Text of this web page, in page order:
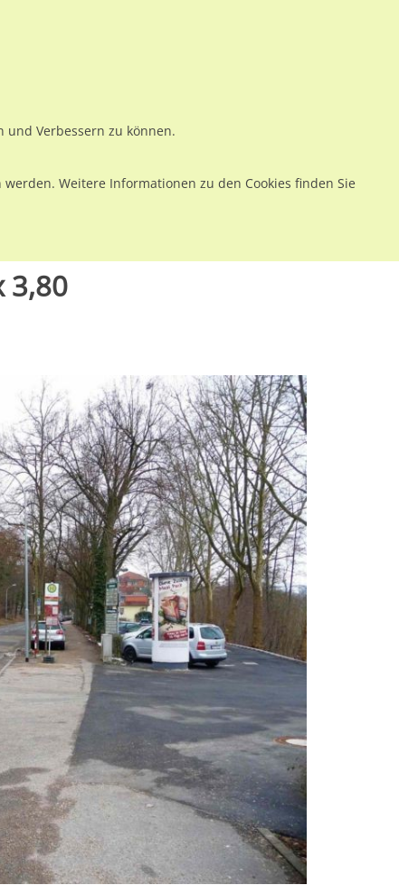
3,0 x 3,80
3,80
Verbessern zu können.
Weitere Informationen zu den Cookies finden Sie